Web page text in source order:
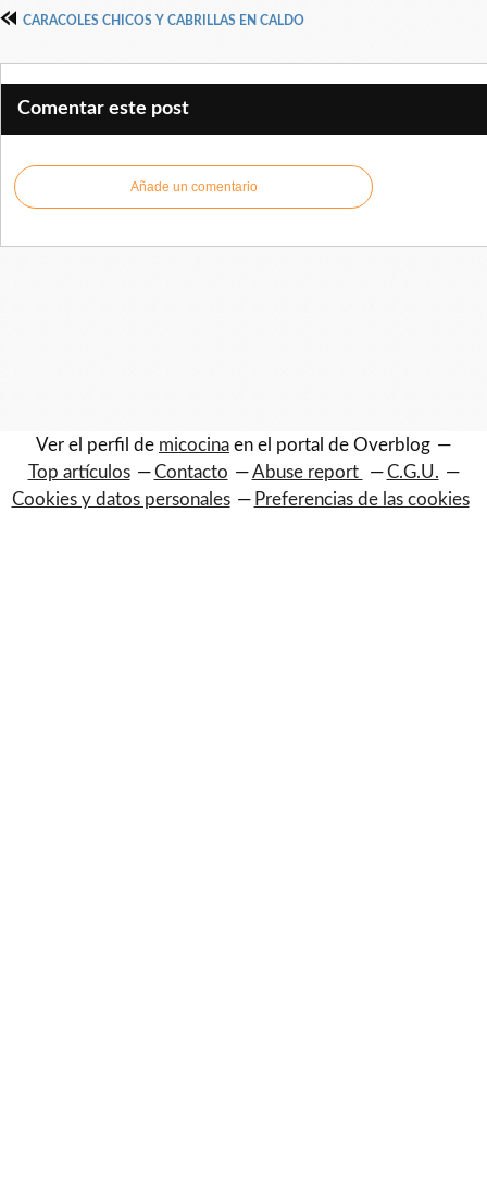
CARACOLES CHICOS Y CABRILLAS EN CALDO
Comentar este post
Añade un comentario
Ver el perfil de micocina en el portal de Overblog
Top artículos
Contacto Abuse report
C.G.U.
Cookies y datos personales
Preferencias de las cookies